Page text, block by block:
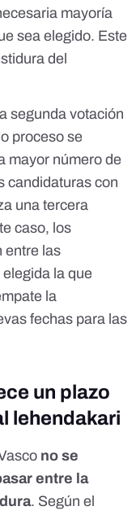
mayoría
sea elegido. Este
del
segunda votación
proceso se
mayor número de
candidaturas con
una tercera
caso, los
entre las
la que
la
fechas para las
un plazo
lehendakari
no se
entre la
. Según el